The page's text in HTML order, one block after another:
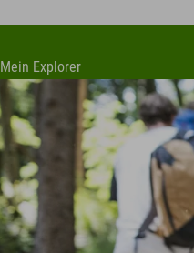
Mein Explorer